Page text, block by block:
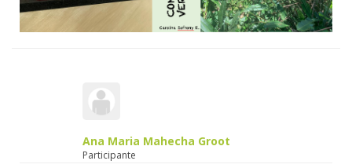
Ana Maria Mahecha Groot
Participante